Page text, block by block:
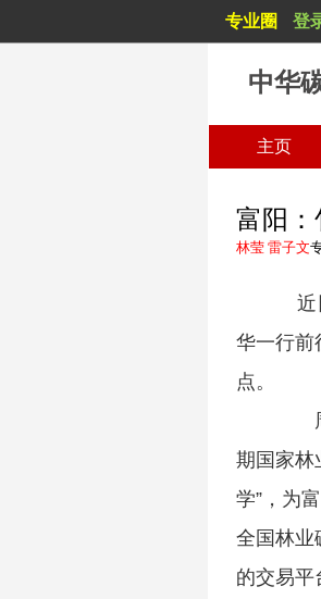
专业圈 登
中华
主页
富阳：
林莹 雷子文
近
华一行前
点。
周
期国家林
学”，为
全国林业
的交易平